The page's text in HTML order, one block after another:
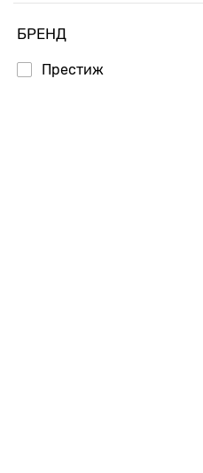
БРЕНД
Престиж